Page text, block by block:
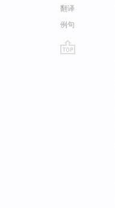
翻译
例句